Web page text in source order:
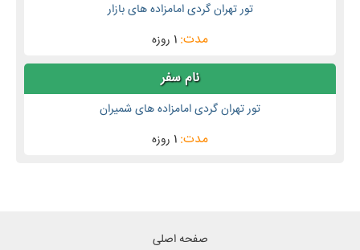
تور تهران گردی امامزاده های بازار
1 روزه
تور تهران گردی امامزاده های شمیران
1 روزه
صفحه اصلی